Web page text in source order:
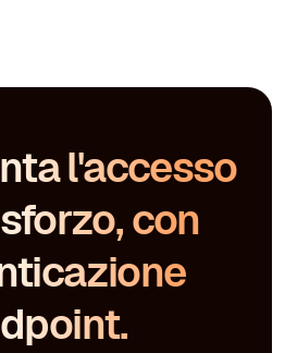
l'accesso
con